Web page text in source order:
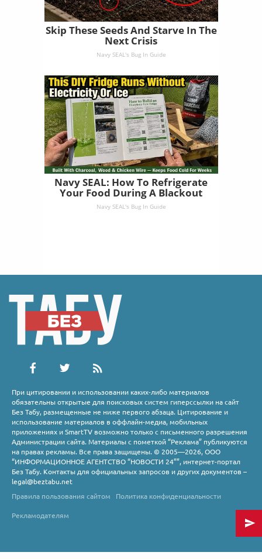
Skip These Seeds And Starve In The
Next Crisis
Navy SEAL's Bug In Guide
Navy SEAL: How To Refrigerate
Your Food During A Blackout
Navy SEAL's Bug In Guide
При цитировании и использовании каких-либо материалов
обязательны открытые для поисковых систем гиперссылки на сайт
Без Табу, размещенные не ниже первого абзаца. Цитирование и
использование материалов в оффлайн-медиа, мобильных
приложениях и SmartTV возможно только с письменного разрешения
Администрации сайта. Материалы с пометкой “Реклама” публикуются
на правах рекламы. Все права защищены. © 2005—2026, ООО
“ИНФОРМАЦИОННОЕ АГЕНТСТВО “НОВОСТИ 24””, интернет-портал
Без Табу. Контакты для официальных запросов и других документов –
legal@beztabu.net
Правила пользования сайтом
Политика конфиденциальности
Рекламодателям